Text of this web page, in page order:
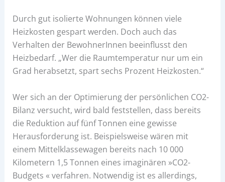
Durch gut isolierte Wohnungen können viele
Heizkosten gespart werden. Doch auch das
Verhalten der BewohnerInnen beeinflusst den
Heizbedarf. „Wer die Raumtemperatur nur um ein
Grad herabsetzt, spart sechs Prozent Heizkosten.“
Wer sich an der Optimierung der persönlichen CO2-
Bilanz versucht, wird bald feststellen, dass bereits
die Reduktion auf fünf Tonnen eine gewisse
Herausforderung ist. Beispielsweise wären mit
einem Mittelklassewagen bereits nach 10 000
Kilometern 1,5 Tonnen eines imaginären »CO2-
Budgets « verfahren. Notwendig ist es allerdings,